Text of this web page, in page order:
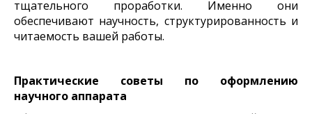
тщательного проработки. Именно они
обеспечивают научность, структурированность и
читаемость вашей работы.
Практические советы по оформлению
научного аппарата